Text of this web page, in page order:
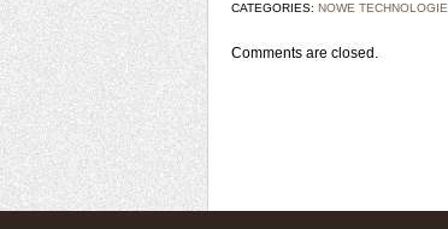
CATEGORIES: NOWE TECHNOLOGIE
Comments are closed.